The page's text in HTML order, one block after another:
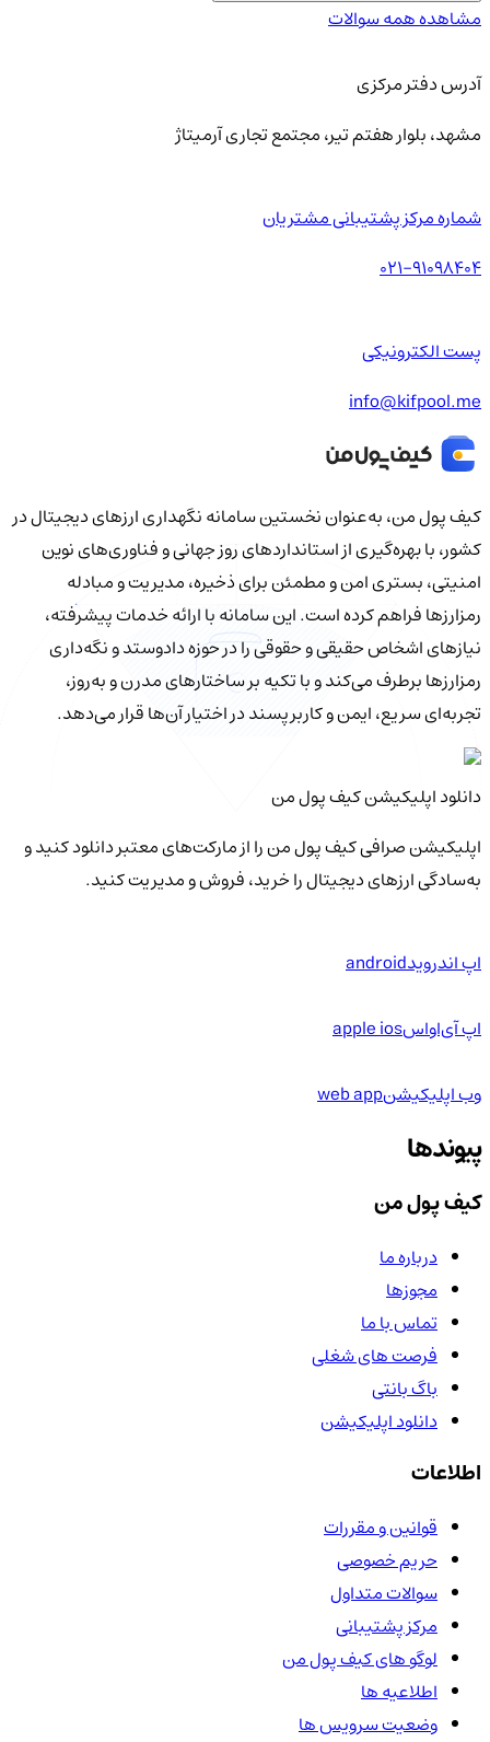
مشاهده همه سوالات
آدرس دفتر مرکزی
مشهد، بلوار هفتم تیر، مجتمع تجاری آرمیتاژ
شماره مرکز پشتیبانی مشتریان
021-91098404
پست الکترونیکی
info@kifpool.me
کیف‌ پول من، به‌عنوان نخستین سامانه نگهداری ارزهای دیجیتال در
کشور، با بهره‌گیری از استانداردهای روز جهانی و فناوری‌های نوین
امنیتی، بستری امن و مطمئن برای ذخیره، مدیریت و مبادله
رمزارزها فراهم کرده است. این سامانه با ارائه خدمات پیشرفته،
نیازهای اشخاص حقیقی و حقوقی را در حوزه دادوستد و نگه‌داری
رمزارزها برطرف می‌کند و با تکیه بر ساختارهای مدرن و به‌روز،
تجربه‌ای سریع، ایمن و کاربرپسند در اختیار آن‌ها قرار می‌دهد.
دانلود اپلیکیشن کیف‌ پول من
اپلیکیشن صرافی کیف پول من را از مارکت‌های معتبر دانلود کنید و
به‌سادگی ارزهای دیجیتال را خرید، فروش و مدیریت کنید.
اپ اندرویدandroid
اپ آی‌او‌اسapple ios
وب اپلیکیشنweb app
پیوندها
کیف پول من
درباره ما
مجوزها
تماس با ما
فرصت های شغلی
باگ بانتی
دانلود اپلیکیشن
اطلاعات
قوانین و مقررات
حریم خصوصی
سوالات متداول
مرکز پشتیبانی
لوگو های کیف پول من
اطلاعیه ها
وضعیت سرویس ها